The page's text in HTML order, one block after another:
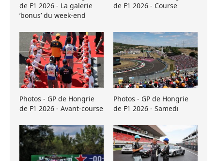
de F1 2026 - La galerie
’bonus’ du week-end
de F1 2026 - Course
Photos - GP de Hongrie
de F1 2026 - Avant-course
Photos - GP de Hongrie
de F1 2026 - Samedi